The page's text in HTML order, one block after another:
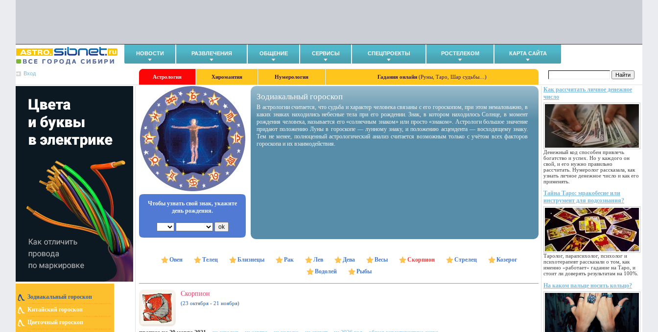
НОВОСТИ РАЗВЛЕЧЕНИЯ ОБЩЕНИЕ СЕРВИСЫ СПЕЦПРОЕКТЫ РОСТЕЛЕКОМ КАРТА САЙТА
Вход
Астрология Хиромантия Нумерология Гадания онлайн (Руны, Таро, Шар судьбы…)
Зодиакальный гороскоп
Китайский гороскоп
Цветочный гороскоп
Как рассчитать личное денежное
число
Денежный код способен привлечь
богатство и успех. Но у каждого он
свой, и его нужно правильно
рассчитать. Нумеролог рассказала, как
узнать личное денежное число и как его
применять.
Тайна Таро: мракобесие или
инструмент для подсознания?
Таролог, парапсихолог, психолог и
психотерапевт рассказали о том, как
именно «работает» гадание на Таро, и
стоит ли доверять результатам на 100%.
На каком пальце носить кольцо?
Чтобы узнать свой знак, укажите
день рождения.
Зодиакальный гороскоп
В астрологии считается, что судьба и характер человека связаны с его гороскопом, при этом немаловажно, в
каких знаках находились небесные тела при его рождении. Знак, в котором находилось Солнце, в момент
рождения человека, называется его «солнечным знаком» или просто «знаком». Астрологи большое значение
придают положению Луны в гороскопе — лунному знаку, и положению асцендента — восходящему знаку.
Тем не менее, полноценный астрологический анализ считается возможным только с учётом всех факторов
гороскопа и их взаимодействия.
Овен Телец Близнецы Рак Лев Дева Весы Скорпион Стрелец
Козерог
Водолей
Рыбы
Скорпион
(23 октября - 21 ноября)